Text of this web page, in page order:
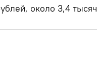
около 3,4